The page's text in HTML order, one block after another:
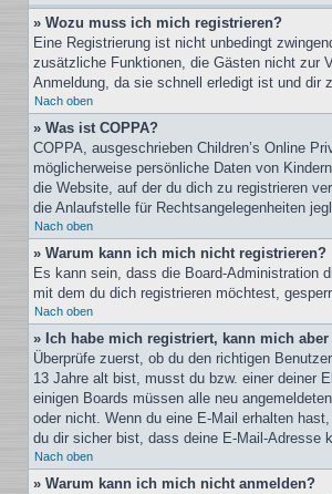
» Wozu muss ich mich registrieren?
Eine Registrierung ist nicht unbedingt
zusätzliche Funktionen, die Gästen nicht zur
Anmeldung, da sie schnell erledigt ist und dir
Nach oben
» Was ist COPPA?
COPPA, ausgeschrieben Children’s Online
möglicherweise persönliche Daten von
die Website, auf der du dich zu registrieren
die Anlaufstelle für Rechtsangelegenheiten
Nach oben
» Warum kann ich mich nicht registrieren?
Es kann sein, dass die Board-Administration
mit dem du dich registrieren möchtest,
Nach oben
» Ich habe mich registriert, kann mich
Überprüfe zuerst, ob du den richtigen
13 Jahre alt bist, musst du bzw. einer deiner
einigen Boards müssen alle neu
oder nicht. Wenn du eine E-Mail erhalten
du dir sicher bist, dass deine E-Mail-Adresse
Nach oben
» Warum kann ich mich nicht anmelden?